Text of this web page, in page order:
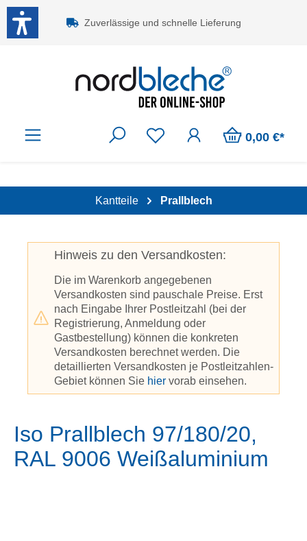
Zum Hauptinhalt springen
Zuverlässige und schnelle Lieferung
0,00 €*
Kantteile Prallblech
Hinweis zu den Versandkosten:
Die im Warenkorb angegebenen
Versandkosten sind pauschale Preise. Erst
nach Eingabe Ihrer Postleitzahl (bei der
Registrierung, Anmeldung oder
Gastbestellung) können die konkreten
Versandkosten berechnet werden. Die
detaillierten Versandkosten je Postleitzahlen-
Gebiet können Sie hier vorab einsehen.
Iso Prallblech 97/180/20,
RAL 9006 Weißaluminium